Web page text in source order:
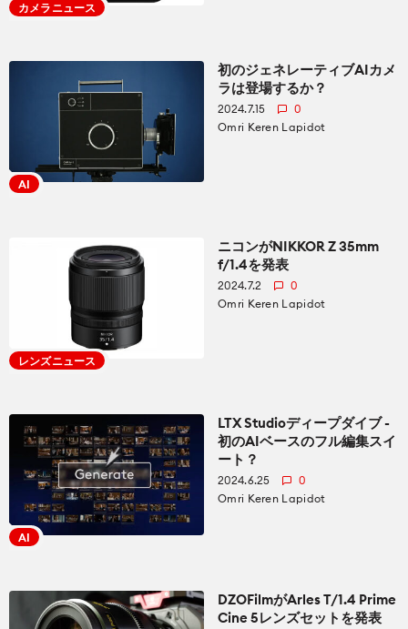
カメラニュース
AI
初のジェネレーティブAIカメ
ラは登場するか？
2024.7.15
0
Omri Keren Lapidot
レンズニュース
ニコンがNIKKOR Z 35mm
f/1.4を発表
2024.7.2
0
Omri Keren Lapidot
AI
LTX Studioディープダイブ -
初のAIベースのフル編集スイ
ート？
2024.6.25
0
Omri Keren Lapidot
DZOFilmがArles T/1.4 Prime
Cine 5レンズセットを発表